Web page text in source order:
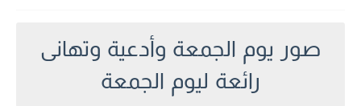
صور يوم الجمعة وأدعية وتهانى
رائعة ليوم الجمعة